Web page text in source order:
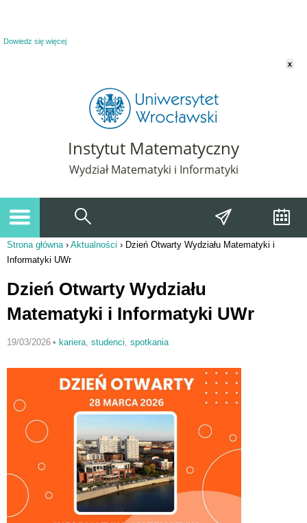
Dowiedz się więcej
x
Instytut Matematyczny
Wydział Matematyki i Informatyki
Jesteś tutaj
Strona główna› Aktualności › Dzień Otwarty Wydziału Matematyki i
Informatyki UWr
Dzień Otwarty Wydziału
Matematyki i Informatyki UWr
19/03/2026 • kariera, studenci, spotkania